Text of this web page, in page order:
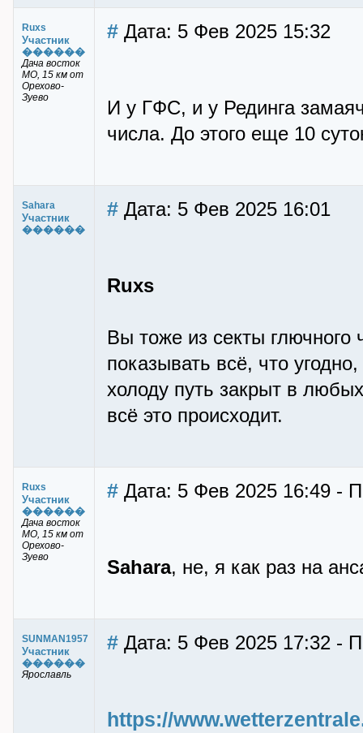
Ruxs
Участник
������
Дача восток
МО, 15 км от
Орехово-
Зуево
# Дата: 5 Фев 2025 15:32
И у ГФС, и у Рединга
числа. До этого еще 10
Sahara
Участник
������
# Дата: 5 Фев 2025 16:01
Ruxs
Вы тоже из секты глючного
показывать всё, что
холоду путь закрыт в
всё это происходит.
Ruxs
Участник
������
Дача восток
МО, 15 км от
Орехово-
Зуево
# Дата: 5 Фев 2025 16:49 -
Sahara, не, я как раз на
SUNMAN1957
Участник
������
Ярославль
# Дата: 5 Фев 2025 17:32 -
https://